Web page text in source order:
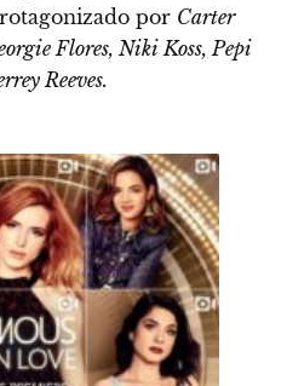
por Carter
Flores, Niki Koss, Pepi
Reeves.